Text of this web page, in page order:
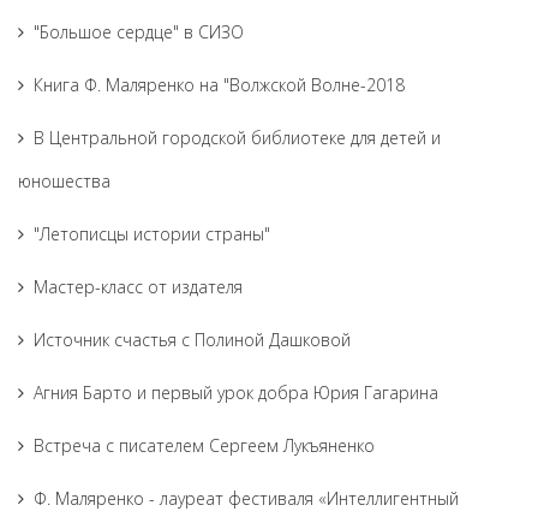
"Большое сердце" в СИЗО
Книга Ф. Маляренко на "Волжской Волне-2018
В Центральной городской библиотеке для детей и
юношества
"Летописцы истории страны"
Мастер-класс от издателя
Источник счастья с Полиной Дашковой
Агния Барто и первый урок добра Юрия Гагарина
Встреча с писателем Сергеем Лукъяненко
Ф. Маляренко - лауреат фестиваля «Интеллигентный